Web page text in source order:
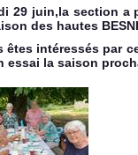
29 juin,la section a
des hautes
êtes intéressés par
essai la saison